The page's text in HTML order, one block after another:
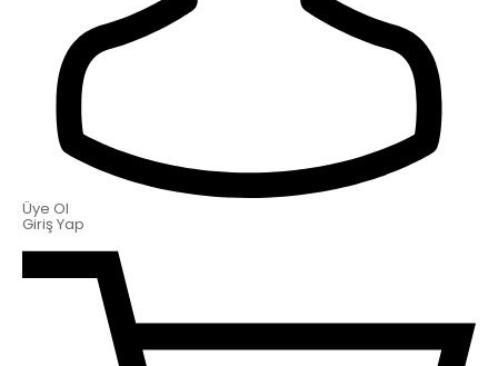
Üye Ol
Giriş Yap